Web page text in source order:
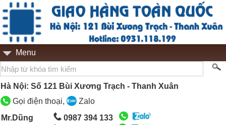
Menu
Hà Nội: Số 121 Bùi Xương Trạch - Thanh Xuân
Gọi điện thoại,
Zalo
Mr.Dũng
0987 394 133